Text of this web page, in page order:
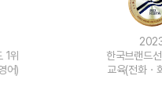
한국브랜드선호도 1위
교육(전화ㆍ화상영어)